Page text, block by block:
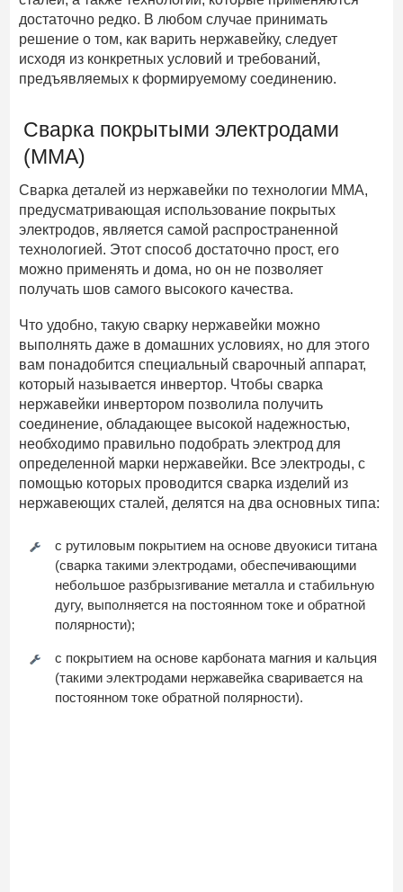
достаточно редко. В любом случае принимать
решение о том, как варить нержавейку, следует
исходя из конкретных условий и требований,
предъявляемых к формируемому соединению.
Сварка покрытыми электродами
(ММА)
Сварка деталей из нержавейки по технологии ММА,
предусматривающая использование покрытых
электродов, является самой распространенной
технологией. Этот способ достаточно прост, его
можно применять и дома, но он не позволяет
получать шов самого высокого качества.
Что удобно, такую сварку нержавейки можно
выполнять даже в домашних условиях, но для этого
вам понадобится специальный сварочный аппарат,
который называется инвертор. Чтобы сварка
нержавейки инвертором позволила получить
соединение, обладающее высокой надежностью,
необходимо правильно подобрать электрод для
определенной марки нержавейки. Все электроды, с
помощью которых проводится сварка изделий из
нержавеющих сталей, делятся на два основных типа:
с рутиловым покрытием на основе двуокиси титана
(сварка такими электродами, обеспечивающими
небольшое разбрызгивание металла и стабильную
дугу, выполняется на постоянном токе и обратной
полярности);
с покрытием на основе карбоната магния и кальция
(такими электродами нержавейка сваривается на
постоянном токе обратной полярности).